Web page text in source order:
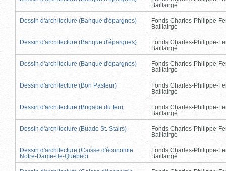
Baillairgé
Dessin d'architecture (Banque d'épargnes)
Fonds Charles-Philippe-
Baillairgé
Dessin d'architecture (Banque d'épargnes)
Fonds Charles-Philippe-
Baillairgé
Dessin d'architecture (Banque d'épargnes)
Fonds Charles-Philippe-
Baillairgé
Dessin d'architecture (Bon Pasteur)
Fonds Charles-Philippe-
Baillairgé
Dessin d'architecture (Brigade du feu)
Fonds Charles-Philippe-
Baillairgé
Dessin d'architecture (Buade St. Stairs)
Fonds Charles-Philippe-
Baillairgé
Dessin d'architecture (Caisse d'économie
Notre-Dame-de-Québec)
Fonds Charles-Philippe-
Baillairgé